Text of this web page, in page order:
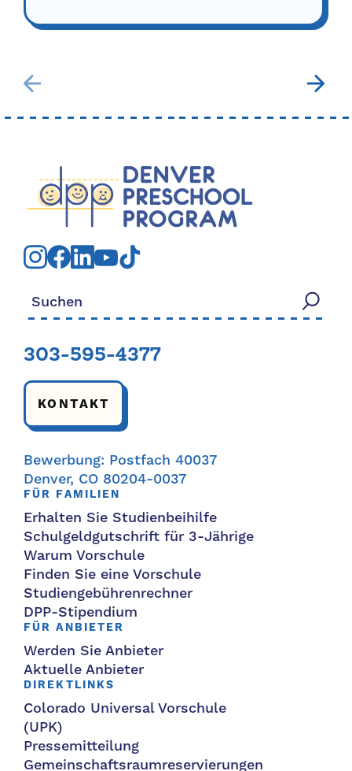
Suchen nach:
303-595-4377
KONTAKT
Bewerbung: Postfach 40037
Denver, CO 80204-0037
FÜR FAMILIEN
Erhalten Sie Studienbeihilfe
Schulgeldgutschrift für 3-Jährige
Warum Vorschule
Finden Sie eine Vorschule
Studiengebührenrechner
DPP-Stipendium
FÜR ANBIETER
Werden Sie Anbieter
Aktuelle Anbieter
DIREKTLINKS
Colorado Universal Vorschule
(UPK)
Pressemitteilung
Gemeinschaftsraumreservierungen